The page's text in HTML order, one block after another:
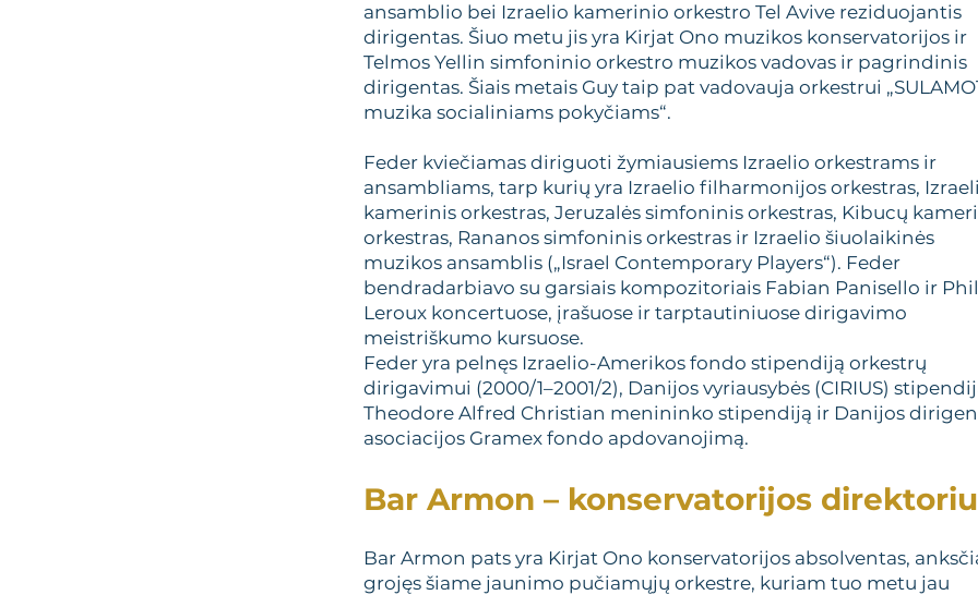
ansamblio bei Izraelio kamerinio orkestro Tel Avive reziduojantis
dirigentas. Šiuo metu jis yra Kirjat Ono muzikos konservatorijos ir
Telmos Yellin simfoninio orkestro muzikos vadovas ir pagrindinis
dirigentas. Šiais metais Guy taip pat vadovauja orkestrui
muzika socialiniams pokyčiams“.
Feder kviečiamas diriguoti žymiausiems Izraelio orkestrams ir
ansambliams, tarp kurių yra Izraelio filharmonijos orkestras,
kamerinis orkestras, Jeruzalės simfoninis orkestras, Kibucų
orkestras, Rananos simfoninis orkestras ir Izraelio šiuolaikinės
muzikos ansamblis („Israel Contemporary Players“). Feder
bendradarbiavo su garsiais kompozitoriais Fabian Panisello ir
Leroux koncertuose, įrašuose ir tarptautiniuose dirigavimo
meistriškumo kursuose.
Feder yra pelnęs Izraelio-Amerikos fondo stipendiją orkestrų
dirigavimui (2000/1–2001/2), Danijos vyriausybės (CIRIUS)
Theodore Alfred Christian menininko stipendiją ir Danijos
asociacijos Gramex fondo apdovanojimą.
Bar Armon – konservatorijos
Bar Armon pats yra Kirjat Ono konservatorijos absolventas,
grojęs šiame jaunimo pučiamųjų orkestre, kuriam tuo metu jau